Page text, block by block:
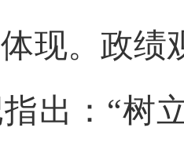
现。政绩
出：“树